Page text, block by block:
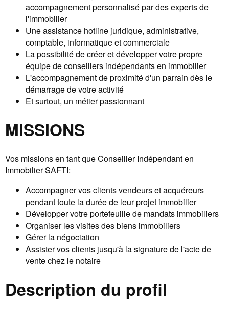
accompagnement personnalisé par des experts de
l'immobilier
Une assistance hotline juridique, administrative,
comptable, informatique et commerciale
La possibilité de créer et développer votre propre
équipe de conseillers indépendants en immobilier
L'accompagnement de proximité d'un parrain dès le
démarrage de votre activité
Et surtout, un métier passionnant
MISSIONS
Vos missions en tant que Conseiller Indépendant en
Immobilier SAFTI:
Accompagner vos clients vendeurs et acquéreurs
pendant toute la durée de leur projet immobilier
Développer votre portefeuille de mandats immobiliers
Organiser les visites des biens immobiliers
Gérer la négociation
Assister vos clients jusqu'à la signature de l'acte de
vente chez le notaire
Description du profil